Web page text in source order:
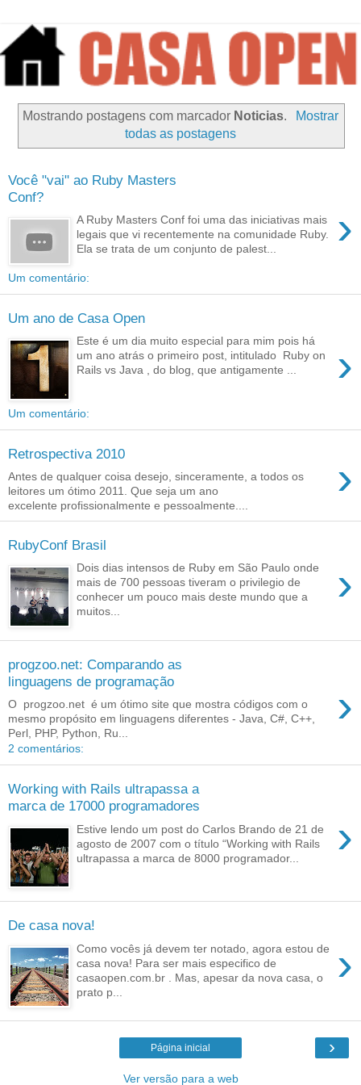
Mostrando postagens com marcador Noticias.
Mostrar
todas as postagens
Você "vai" ao Ruby Masters
Conf?
›
A Ruby Masters Conf foi uma das iniciativas mais
legais que vi recentemente na comunidade Ruby.
Ela se trata de um conjunto de palest...
Um comentário:
Um ano de Casa Open
›
Este é um dia muito especial para mim pois há
um ano atrás o primeiro post, intitulado Ruby on
Rails vs Java , do blog, que antigamente ...
Um comentário:
Retrospectiva 2010 ›
Antes de qualquer coisa desejo, sinceramente, a todos os
leitores um ótimo 2011. Que seja um ano
excelente profissionalmente e pessoalmente....
RubyConf Brasil
›
Dois dias intensos de Ruby em São Paulo onde
mais de 700 pessoas tiveram o privilegio de
conhecer um pouco mais deste mundo que a
muitos...
progzoo.net: Comparando as
linguagens de programação
›
O progzoo.net é um ótimo site que mostra códigos com o
mesmo propósito em linguagens diferentes - Java, C#, C++,
Perl, PHP, Python, Ru...
2 comentários:
Working with Rails ultrapassa a
marca de 17000 programadores
›
Estive lendo um post do Carlos Brando de 21 de
agosto de 2007 com o título “Working with Rails
ultrapassa a marca de 8000 programador...
De casa nova!
›
Como vocês já devem ter notado, agora estou de
casa nova! Para ser mais especifico de
casaopen.com.br . Mas, apesar da nova casa, o
prato p...
›
Página inicial
Ver versão para a web